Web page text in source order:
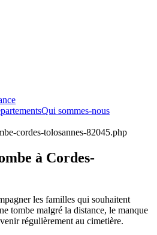
Qui sommes-nous
cordes-tolosannes-82045.php
à Cordes-
les familles qui souhaitent
tombe malgré la distance, le manque
régulièrement au cimetière.